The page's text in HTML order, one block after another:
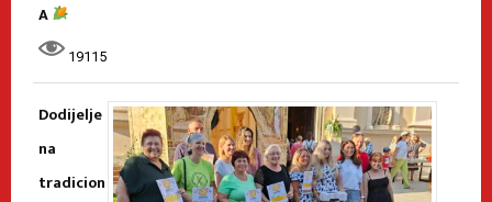
A
19115
Dodijelje
na
tradicion